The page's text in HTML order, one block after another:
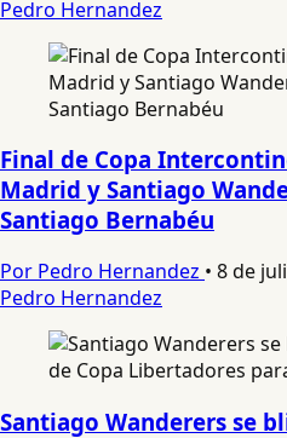
Pedro Hernandez
Final de Copa
Madrid y Santiago
Santiago Bernabéu
Por Pedro Hernandez • 8 de
Pedro Hernandez
Santiago Wanderers se